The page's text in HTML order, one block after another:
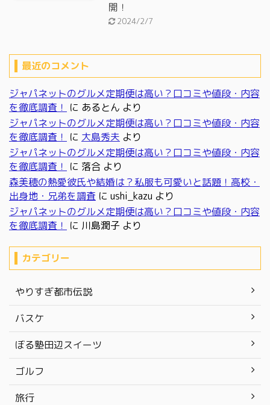
開！
2024/2/7
最近のコメント
ジャパネットのグルメ定期便は高い？口コミや値段・内容
を徹底調査！ に あるとん より
ジャパネットのグルメ定期便は高い？口コミや値段・内容
を徹底調査！ に 大島秀夫 より
ジャパネットのグルメ定期便は高い？口コミや値段・内容
を徹底調査！ に 落合 より
森美穂の熱愛彼氏や結婚は？私服も可愛いと話題！高校・
出身地・兄弟を調査 に ushi_kazu より
ジャパネットのグルメ定期便は高い？口コミや値段・内容
を徹底調査！ に 川島潤子 より
カテゴリー
やりすぎ都市伝説
バスケ
ぼる塾田辺スイーツ
ゴルフ
旅行